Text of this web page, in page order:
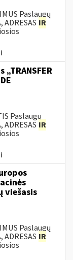
Paslaugų
IR
Paslaugų
IR
viešasis
Paslaugų
IR